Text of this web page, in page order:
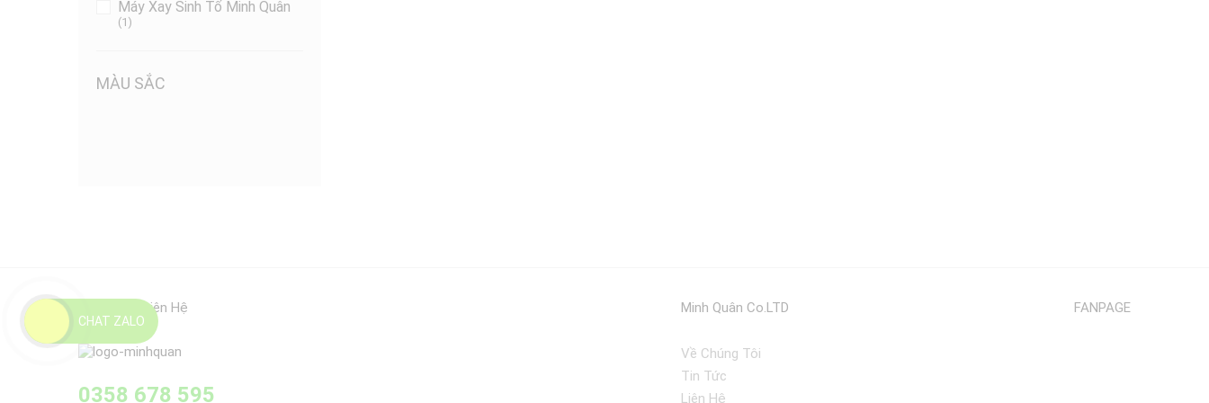
Máy Xay Sinh Tố Minh Quân
(1)
MÀU SẮC
CHAT ZALO
Thông Tin Liên Hệ
0358 678 595
Minh Quân Co.LTD
Về Chúng Tôi
Tin Tức
Liên Hệ
FANPAGE